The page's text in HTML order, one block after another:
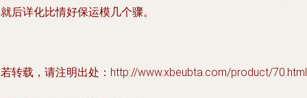
后详化比情好保运模几个骤。
转载，请注明出处：http://www.xbeubta.com/product/70.html